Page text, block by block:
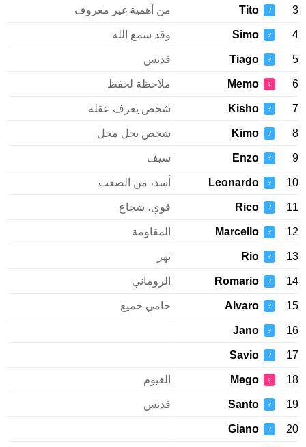
Tito من أهمية غير معروف
Simo وقد سمع الله
Tiago قديس
Memo ملاحظة لحفظ
Kisho شخص يعرف عقله
Kimo شخص يحل محل
Enzo سيف
♂
Leonardo أسد، من الصعب
♂
Rico قوي، شجاع
♂
Marcello المقاومة
♂
Rio
♂
Romario الروماني
♂
Alvaro حامي جميع
♂
Jano
♂
Savio
♀
Mego الغيوم
♂
Santo قديس
♂
Giano